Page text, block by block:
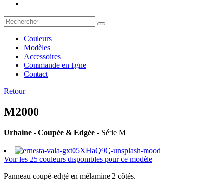
Couleurs
Modèles
Accessoires
Commande en ligne
Contact
Retour
M2000
Urbaine - Coupée & Edgée - Série M
Voir les 25 couleurs disponibles pour ce modèle
Panneau coupé-edgé en mélamine 2 côtés.